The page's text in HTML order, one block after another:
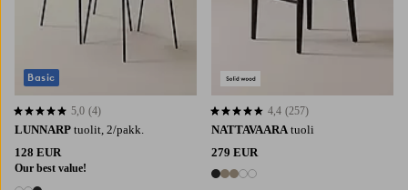
LUNNARP tuolit, 2/pakk.
128 EUR
Our best value!
5,0 perustuen 4 arvosanaan
5,0 (4)
Basic
NATTAVAARA tuoli
279 EUR
5 värejä
4,4 perustuen 257 arvosanaan
4,4 (257)